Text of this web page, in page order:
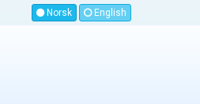
Norsk English